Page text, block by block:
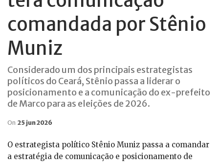
comandada por Stênio
Muniz
Considerado um dos principais estrategistas
políticos do Ceará, Stênio passa a liderar o
posicionamento e a comunicação do ex-prefeito
de Marco para as eleições de 2026.
On 25 jun 2026
O estrategista político Stênio Muniz passa a comandar
a estratégia de comunicação e posicionamento de